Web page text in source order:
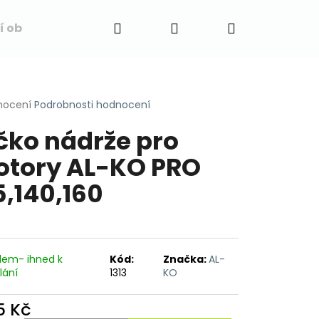
Napište nám
Hledat PřihlášeníNákupní
Podrobnosti hodnocení
nádrže pro
AL-KO PRO
ihned k
Kód:
1313
Značka:AL-
KO
Kč